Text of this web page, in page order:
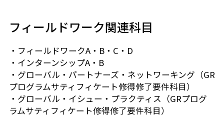
湘南藤沢
矢上
信濃町
芝共立
フィールドワーク関連科目
・フィールドワークA・B・C・D
・インターンシップA・B
・グローバル・パートナーズ・ネットワーキング（GR
プログラムサティフィケート修得修了要件科目）
・グローバル・イシュー・プラクティス（GRプログ
ラムサティフィケート修得修了要件科目）